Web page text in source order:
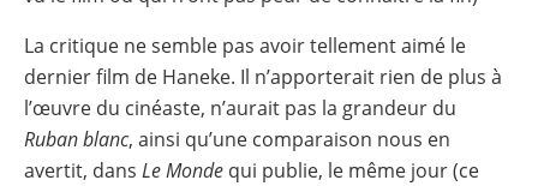
La critique ne semble pas avoir tellement aimé le
dernier film de Haneke. Il n’apporterait rien de plus à
l’œuvre du cinéaste, n’aurait pas la grandeur du
Ruban blanc, ainsi qu’une comparaison nous en
avertit, dans Le Monde qui publie, le même jour (ce